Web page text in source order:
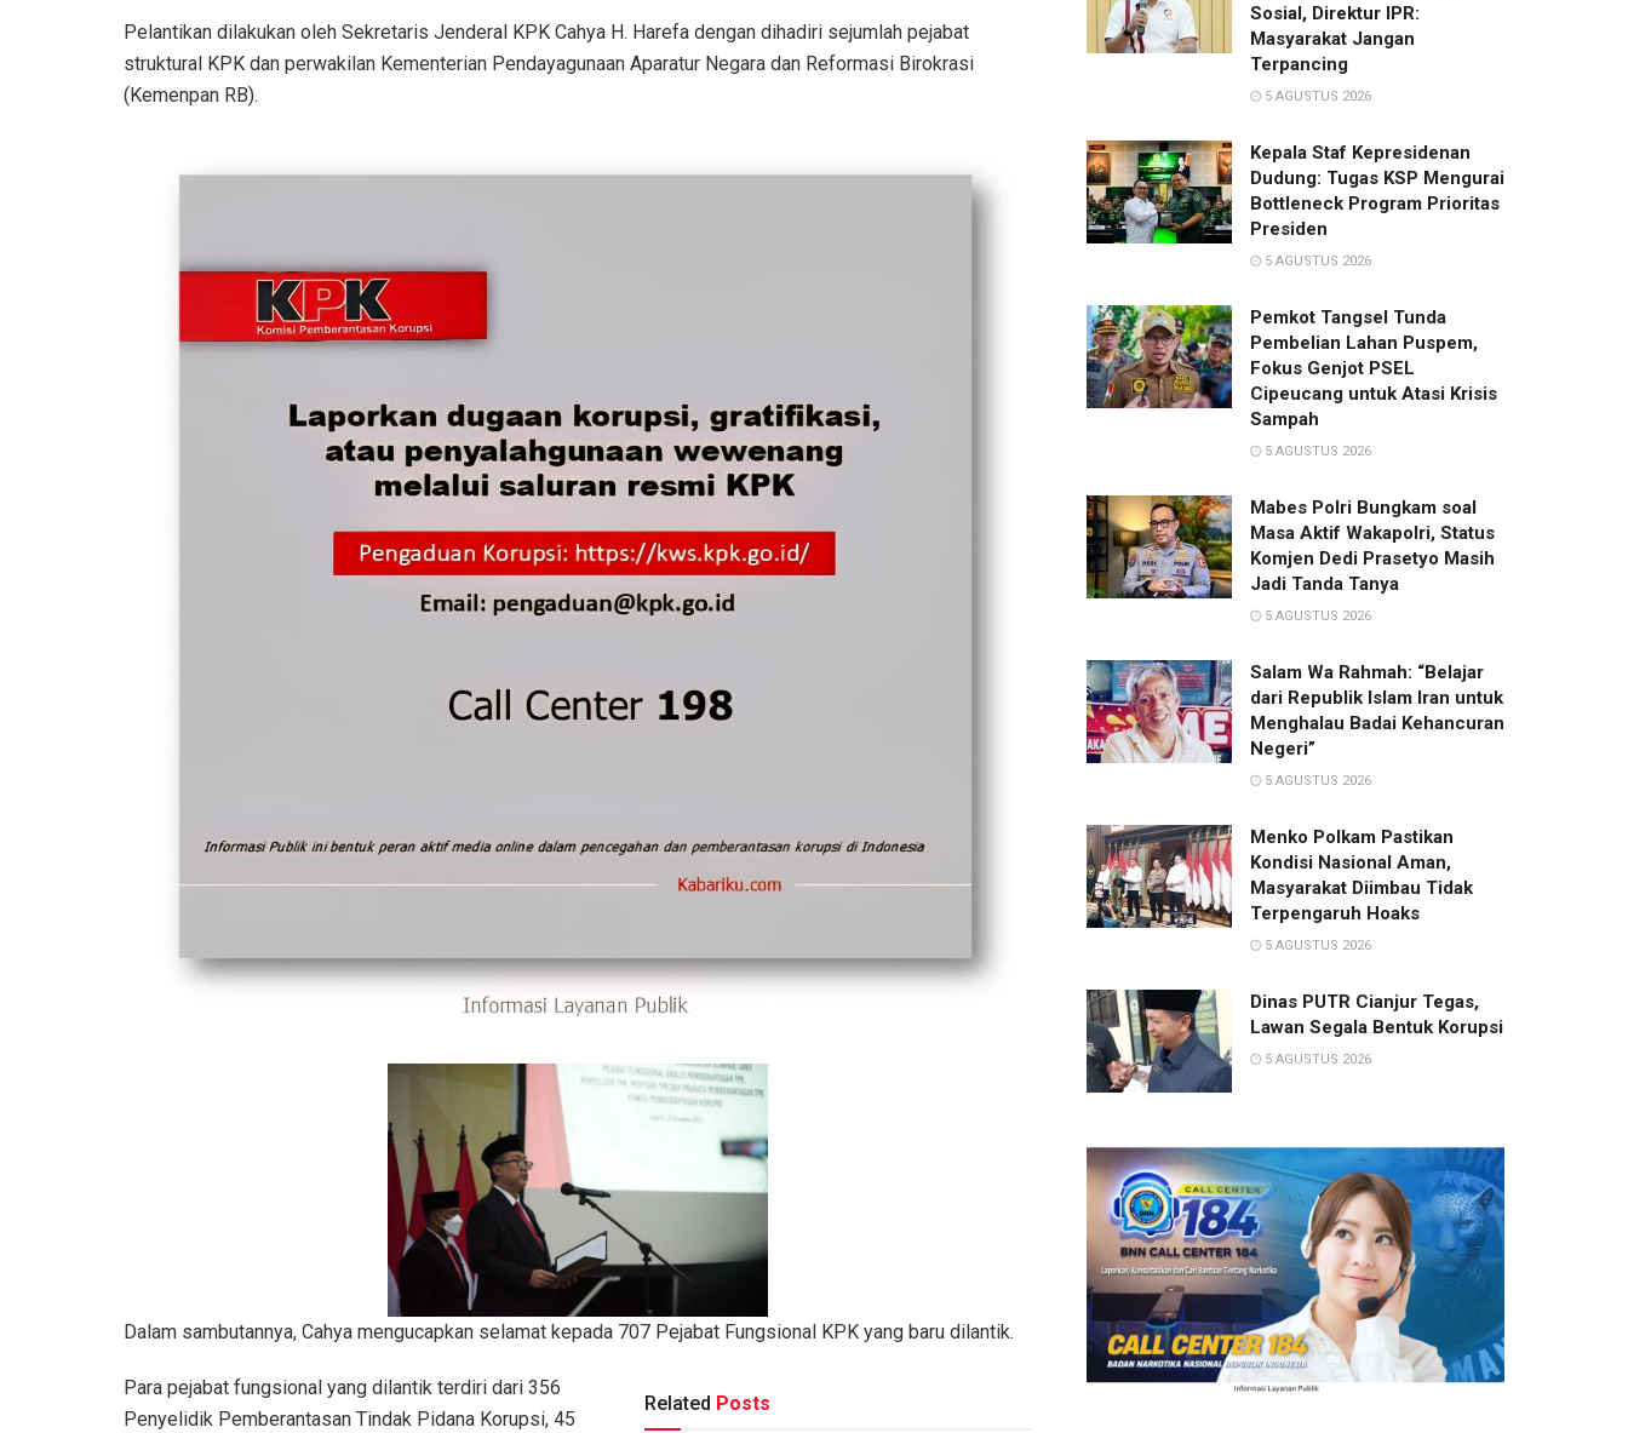
Pelantikan dilakukan oleh Sekretaris Jenderal KPK Cahya H. Harefa dengan dihadiri sejumlah pejabat
struktural KPK dan perwakilan Kementerian Pendayagunaan Aparatur Negara dan Reformasi Birokrasi
(Kemenpan RB).
Dalam sambutannya, Cahya mengucapkan selamat kepada 707 Pejabat Fungsional KPK yang baru dilantik.
Related Posts
Para pejabat fungsional yang dilantik terdiri dari 356
Penyelidik Pemberantasan Tindak Pidana Korupsi, 45
Sosial, Direktur IPR:
Masyarakat Jangan
Terpancing
5 AGUSTUS 2026
Kepala Staf Kepresidenan
Dudung: Tugas KSP Mengurai
Bottleneck Program Prioritas
Presiden
5 AGUSTUS 2026
Pemkot Tangsel Tunda
Pembelian Lahan Puspem,
Fokus Genjot PSEL
Cipeucang untuk Atasi Krisis
Sampah
5 AGUSTUS 2026
Mabes Polri Bungkam soal
Masa Aktif Wakapolri, Status
Komjen Dedi Prasetyo Masih
Jadi Tanda Tanya
5 AGUSTUS 2026
Salam Wa Rahmah: “Belajar
dari Republik Islam Iran untuk
Menghalau Badai Kehancuran
Negeri”
5 AGUSTUS 2026
Menko Polkam Pastikan
Kondisi Nasional Aman,
Masyarakat Diimbau Tidak
Terpengaruh Hoaks
5 AGUSTUS 2026
Dinas PUTR Cianjur Tegas,
Lawan Segala Bentuk Korupsi
5 AGUSTUS 2026